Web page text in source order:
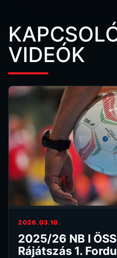
VIDEÓK
2026.03.10.
2025/26 NB I
Rájátszás 1.